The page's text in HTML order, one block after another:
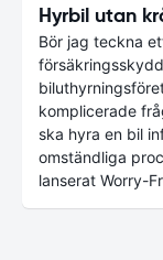
Hyrbil utan
Bör jag teckna
komplicerade
ska hyra en bil
omständliga
lanserat Worry-